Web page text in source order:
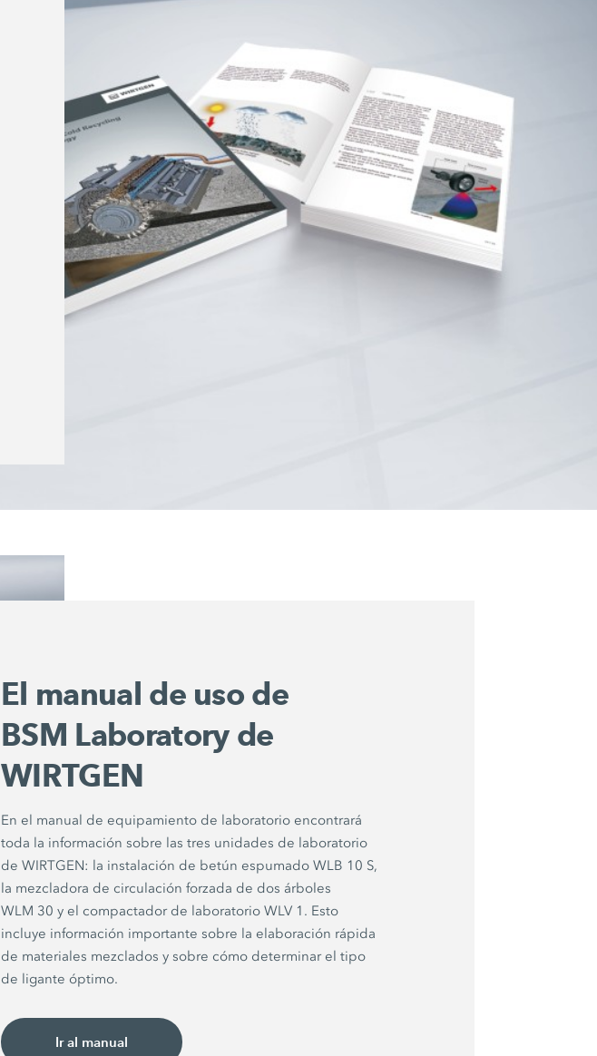
El manual de uso de
BSM Laboratory de
WIRTGEN
En el manual de equipamiento de laboratorio encontrará
toda la información sobre las tres unidades de laboratorio
de WIRTGEN: la instalación de betún espumado WLB 10 S,
la mezcladora de circulación forzada de dos árboles
WLM 30 y el compactador de laboratorio WLV 1. Esto
incluye información importante sobre la elaboración rápida
de materiales mezclados y sobre cómo determinar el tipo
de ligante óptimo.
Ir al manual